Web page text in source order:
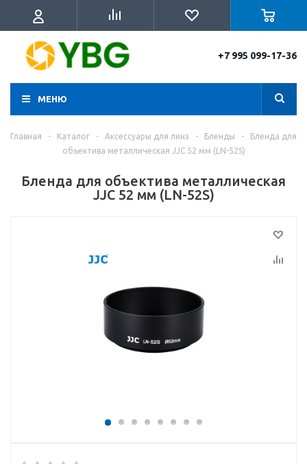
+7 995 099-17-36
МЕНЮ
Главная - Каталог - Аксессуары для линз - Бленды -
Бленда для
объектива металлическая JJC 52 мм (LN-52S)
Бленда для объектива металлическая
JJC 52 мм (LN-52S)